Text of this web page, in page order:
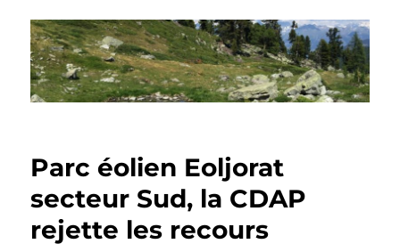
Parc éolien Eoljorat
secteur Sud, la CDAP
rejette les recours